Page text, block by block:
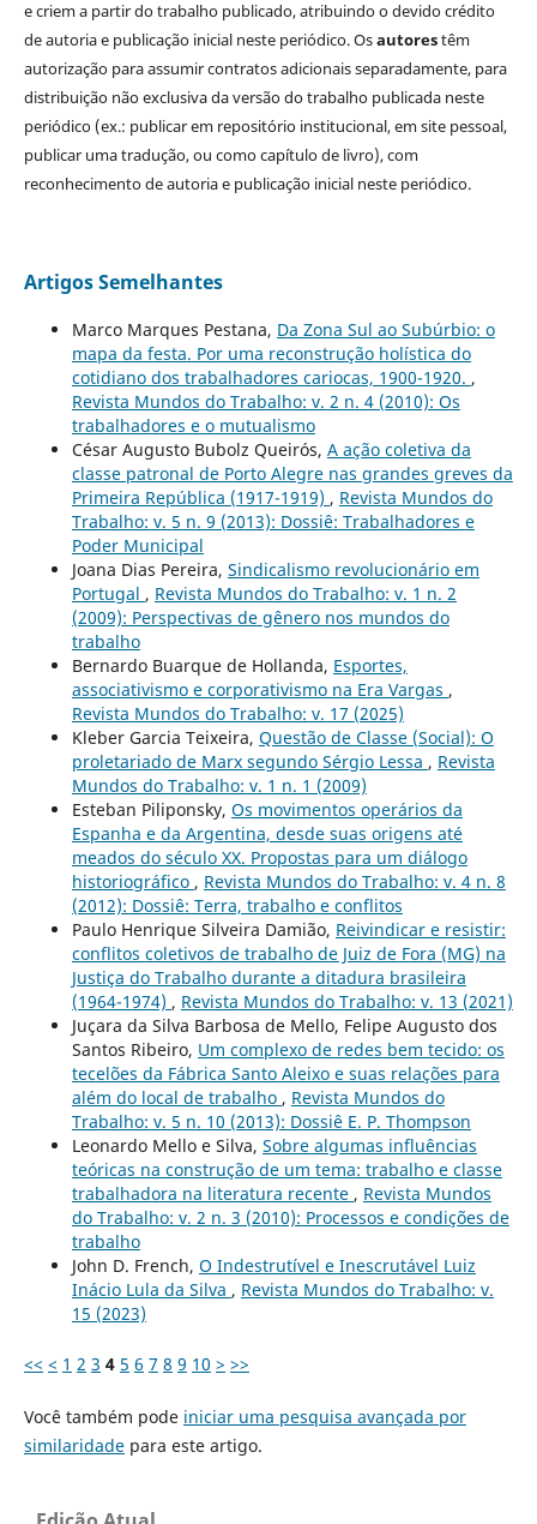
e criem a partir do trabalho publicado, atribuindo o devido crédito
de autoria e publicação inicial neste periódico. Osautorestêm
autorização para assumir contratos adicionais separadamente, para
distribuição não exclusiva da versão do trabalho publicada neste
periódico (ex.: publicar em repositório institucional, em site pessoal,
publicar uma tradução, ou como capítulo de livro), com
reconhecimento de autoria e publicação inicial neste periódico.
Artigos Semelhantes
Marco Marques Pestana, Da Zona Sul ao Subúrbio: o
mapa da festa. Por uma reconstrução holística do
cotidiano dos trabalhadores cariocas, 1900-1920. ,
Revista Mundos do Trabalho: v. 2 n. 4 (2010): Os
trabalhadores e o mutualismo
César Augusto Bubolz Queirós, A ação coletiva da
classe patronal de Porto Alegre nas grandes greves da
Primeira República (1917-1919) , Revista Mundos do
Trabalho: v. 5 n. 9 (2013): Dossiê: Trabalhadores e
Poder Municipal
Joana Dias Pereira, Sindicalismo revolucionário em
Portugal , Revista Mundos do Trabalho: v. 1 n. 2
(2009): Perspectivas de gênero nos mundos do
trabalho
Bernardo Buarque de Hollanda, Esportes,
associativismo e corporativismo na Era Vargas ,
Revista Mundos do Trabalho: v. 17 (2025)
Kleber Garcia Teixeira, Questão de Classe (Social): O
proletariado de Marx segundo Sérgio Lessa , Revista
Mundos do Trabalho: v. 1 n. 1 (2009)
Esteban Piliponsky, Os movimentos operários da
Espanha e da Argentina, desde suas origens até
meados do século XX. Propostas para um diálogo
historiográfico , Revista Mundos do Trabalho: v. 4 n. 8
(2012): Dossiê: Terra, trabalho e conflitos
Paulo Henrique Silveira Damião, Reivindicar e resistir:
conflitos coletivos de trabalho de Juiz de Fora (MG) na
Justiça do Trabalho durante a ditadura brasileira
(1964-1974) , Revista Mundos do Trabalho: v. 13 (2021)
Juçara da Silva Barbosa de Mello, Felipe Augusto dos
Santos Ribeiro, Um complexo de redes bem tecido: os
tecelões da Fábrica Santo Aleixo e suas relações para
além do local de trabalho , Revista Mundos do
Trabalho: v. 5 n. 10 (2013): Dossiê E. P. Thompson
Leonardo Mello e Silva, Sobre algumas influências
teóricas na construção de um tema: trabalho e classe
trabalhadora na literatura recente , Revista Mundos
do Trabalho: v. 2 n. 3 (2010): Processos e condições de
trabalho
John D. French, O Indestrutível e Inescrutável Luiz
Inácio Lula da Silva , Revista Mundos do Trabalho: v.
15 (2023)
<< < 1 2 3 4 5 6 7 8 9 10 > >>
Você também pode iniciar uma pesquisa avançada por
similaridadepara este artigo.